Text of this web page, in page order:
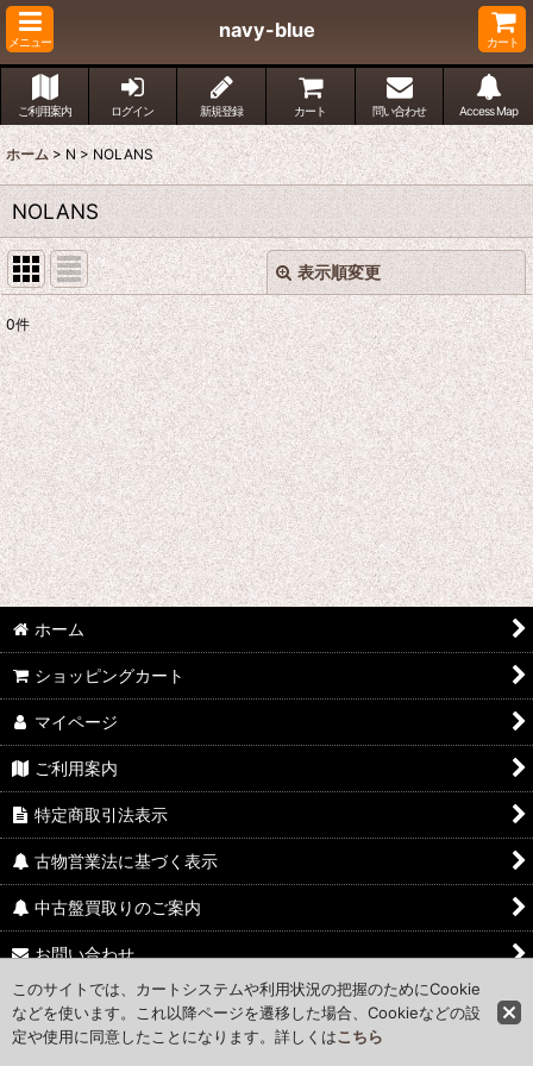
メニュー
navy-blue
カート
ご利用案内 ログイン 新規登録 カート 問い合わせ Access Map
ホーム > N > NOLANS
NOLANS
表示順変更
表示数:
並び順:
絞り込む
閉じる
0件
ホーム
ショッピングカート
マイページ
ご利用案内
特定商取引法表示
古物営業法に基づく表示
中古盤買取りのご案内
お問い合わせ
Access Map
このサイトでは、カートシステムや利用状況の把握のためにCookie
などを使います。これ以降ページを遷移した場合、Cookieなどの設
定や使用に同意したことになります。詳しくはこちら